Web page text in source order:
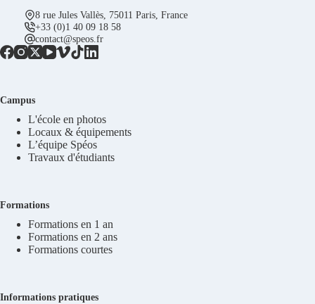
8 rue Jules Vallès, 75011 Paris, France
+33 (0)1 40 09 18 58
contact@speos.fr
Campus
L'école en photos
Locaux & équipements
L’équipe Spéos
Travaux d'étudiants
Formations
Formations en 1 an
Formations en 2 ans
Formations courtes
Informations pratiques